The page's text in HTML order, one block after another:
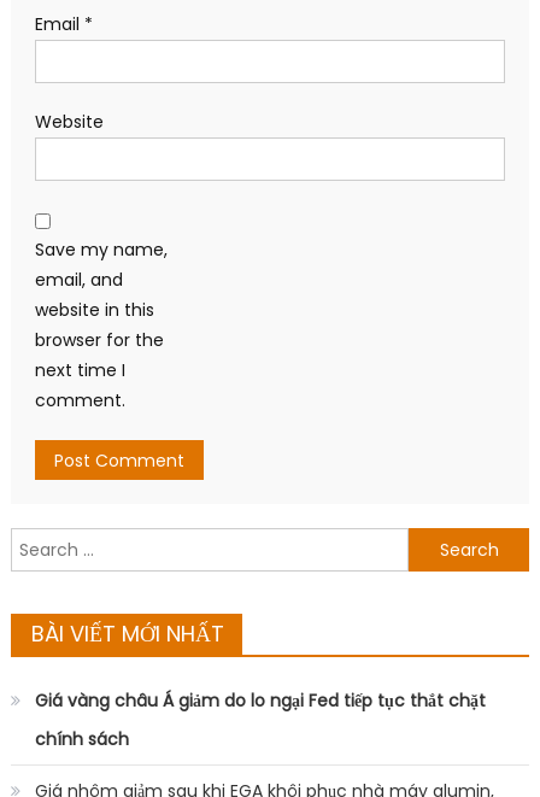
Email *
Website
Save my name,
email, and
website in this
browser for the
next time I
comment.
Search
for:
BÀI VIẾT MỚI NHẤT
Giá vàng châu Á giảm do lo ngại Fed tiếp tục thắt chặt
chính sách
Giá nhôm giảm sau khi EGA khôi phục nhà máy alumin,